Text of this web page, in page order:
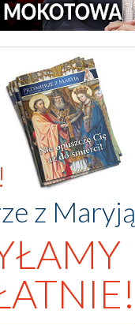
z Maryją